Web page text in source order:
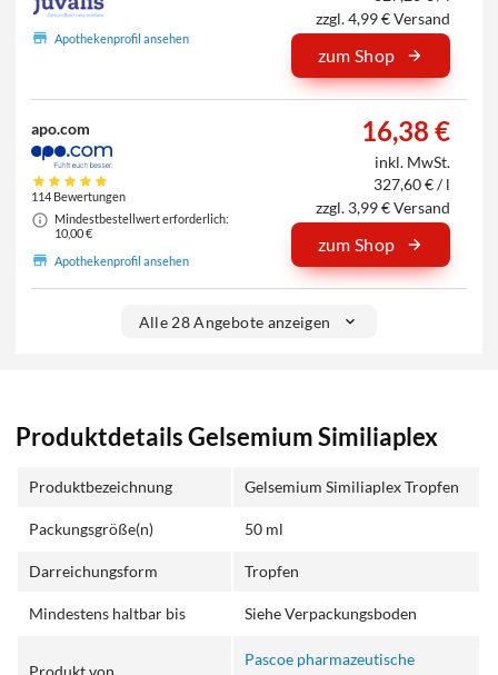
Apothekenprofil ansehen
zzgl. 4,99 € Versand
zum Shop
apo.com
114 Bewertungen
Mindestbestellwert erforderlich:
10,00 €
Apothekenprofil ansehen
16,38 €
inkl. MwSt.
327,60 € / l
zzgl. 3,99 € Versand
zum Shop
Alle 28 Angebote anzeigen
Produktdetails Gelsemium Similiaplex
Produktbezeichnung Gelsemium Similiaplex Tropfen
Packungsgröße(n) 50 ml
Darreichungsform Tropfen
Mindestens haltbar bis Siehe Verpackungsboden
Pascoe pharmazeutische